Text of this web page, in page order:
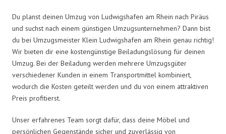
Du planst deinen Umzug von Ludwigshafen am Rhein nach Piräus
und suchst nach einem günstigen Umzugsunternehmen? Dann bist
du bei Umzugsmeister Klein Ludwigshafen am Rhein genau richtig!
Wir bieten dir eine kostengünstige Beiladungslösung für deinen
Umzug. Bei der Beiladung werden mehrere Umzugsgüter
verschiedener Kunden in einem Transportmittel kombiniert,
wodurch die Kosten geteilt werden und du von einem attraktiven
Preis profitierst.
Unser erfahrenes Team sorgt dafür, dass deine Möbel und
persönlichen Gegenstände sicher und zuverlässig von